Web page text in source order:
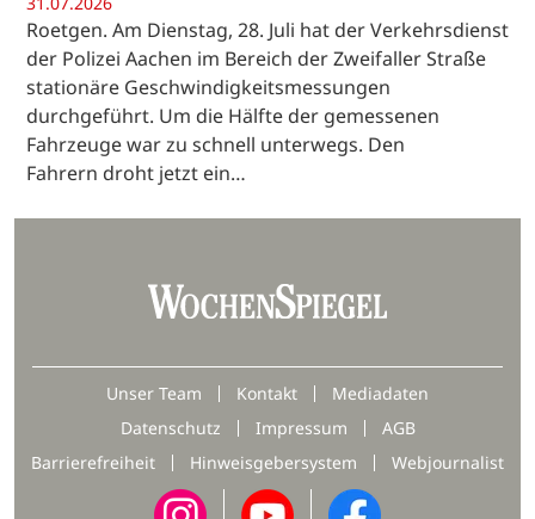
Roetgen. Am Dienstag, 28. Juli hat der Verkehrsdienst
der Polizei Aachen im Bereich der Zweifaller Straße
stationäre Geschwindigkeitsmessungen
durchgeführt. Um die Hälfte der gemessenen
Fahrzeuge war zu schnell unterwegs. Den
Fahrern droht jetzt ein…
Unser Team Kontakt
Mediadaten
Datenschutz
Impressum
AGB
Barrierefreiheit
Hinweisgebersystem Webjournalist